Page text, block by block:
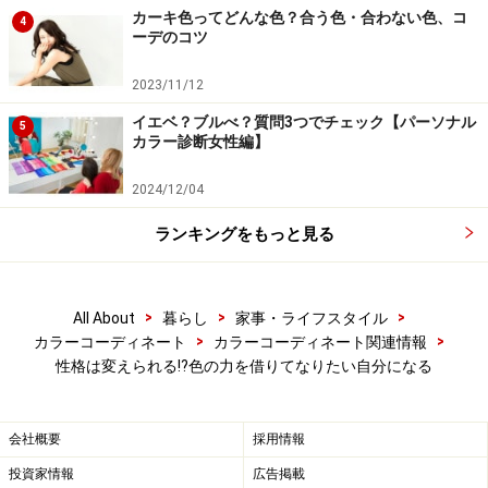
われるという願いや希望を後押ししてくれるでしょう。
ファッションに取り入れると、女性らしさを残しつつ、
洗練さも加わります。リップやネイルにも取り入れやす
い色です。
イエローも、面倒くさがりな自分と決別したいときにお
用はなく、知的な色と言われます。疲労回復を促し、集
中力を高め、好奇心をくすぐります。
とちょっと差のつくお得な色でもあります。イエローの
代わりにゴールドのアクセサリーをつけてもよいでしょ
4
カーキ色ってどんな色？合う色・合わない色、コ
ーデのコツ
2023/11/12
5
イエベ？ブルべ？質問3つでチェック【パーソナル
カラー診断女性編】
2024/12/04
ランキングをもっと見る
All About > 暮らし > 家事・ライフスタイル
>
カラーコーディネート
> カラーコーディネート関連情報
>
性格は変えられる!?色の力を借りてなりたい自分になる
会社概要 採用情報
投資家情報 広告掲載